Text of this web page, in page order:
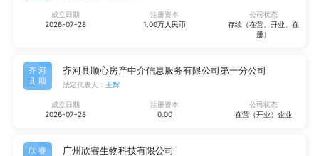
成立日期
2026-07-28
注册资本
1.00万人民币
公司状态
存续（在营、开业、在
册）
齐河
县顺
齐河县顺心房产中介信息服务有限公司第一分公司
法定代表人： 王辉
成立日期
2026-07-28
注册资本
0.00
公司状态
在营（开业）企业
欣睿 广州欣睿生物科技有限公司